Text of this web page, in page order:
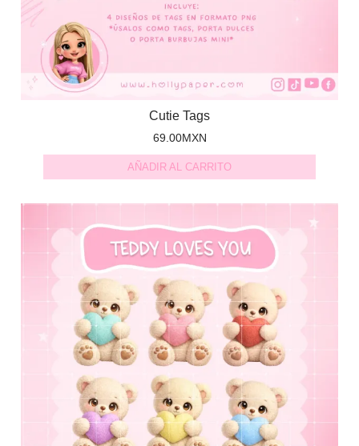
Cutie Tags
69.00MXN
AÑADIR AL CARRITO